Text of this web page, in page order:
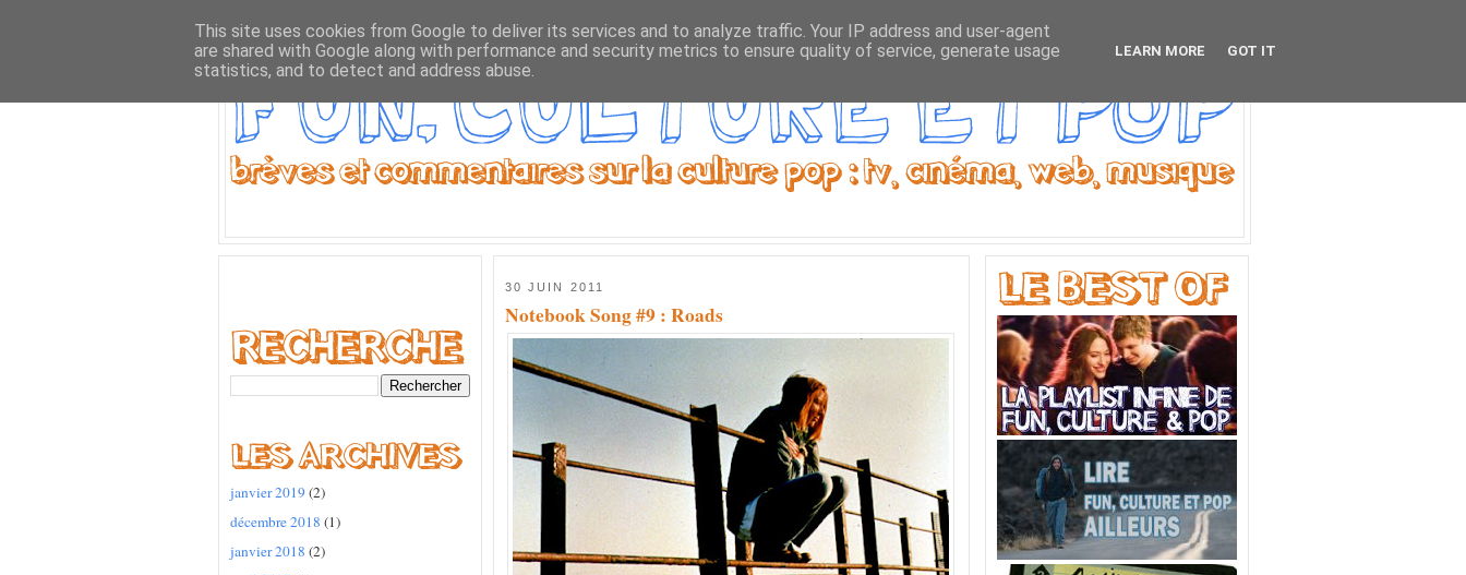
janvier 2019 (2)
décembre 2018 (1)
janvier 2018 (2)
30 JUIN 2011
Notebook Song #9 : Roads
This site uses cookies from Google to deliver its services and to analyze traffic. Your IP address and user-agent
are shared with Google along with performance and security metrics to ensure quality of service, generate usage
statistics, and to detect and address abuse.
LEARN MORE GOT IT